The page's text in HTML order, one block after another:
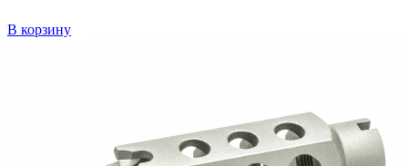
В корзину